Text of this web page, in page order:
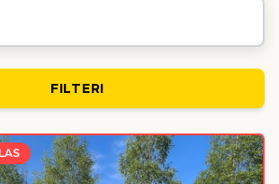
FILTERI